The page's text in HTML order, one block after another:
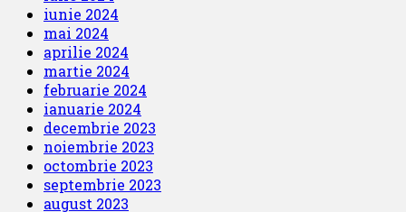
iunie 2024
mai 2024
aprilie 2024
martie 2024
februarie 2024
ianuarie 2024
decembrie 2023
noiembrie 2023
octombrie 2023
septembrie 2023
august 2023